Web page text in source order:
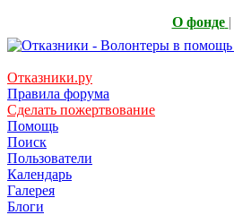
О фонде |
Отказники.ру
Правила форума
Сделать пожертвование
Помощь
Поиск
Пользователи
Календарь
Галерея
Блоги